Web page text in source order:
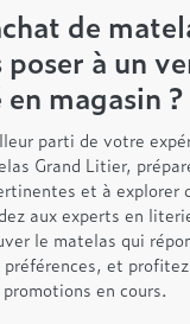
de
à un
magasin ?
parti de votre
Grand Litier,
et à explorer
aux experts en
le matelas qui
et
en cours.